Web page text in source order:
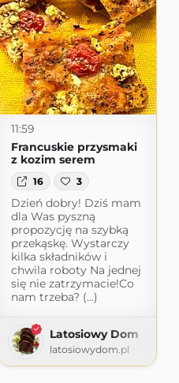
11:59
Francuskie przysmaki
z kozim serem
16 3
Dzień dobry! Dziś mam
dla Was pyszną
propozycję na szybką
przekąskę. Wystarczy
kilka składników i
chwila roboty Na jednej
się nie zatrzymacie!Co
nam trzeba? (...)
Latosiowy Dom
latosiowydom.pl